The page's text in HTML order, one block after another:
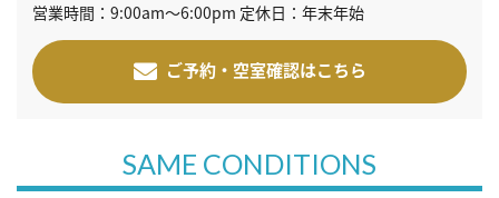
営業時間：9:00am～6:00pm 定休日：年末年始
ご予約・空室確認はこちら
SAME CONDITIONS